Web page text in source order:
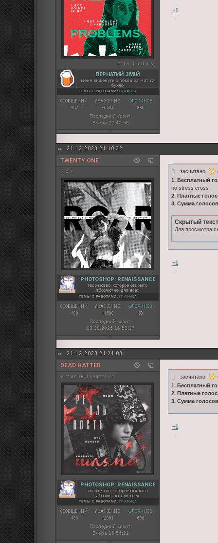
copy: j u d a s
ПЕРНАТИЙ ЗМІЙ
мене виженуть з пекла за мат та
бухло
ТЕМЫ С РАБОТАМИ: ГРАФИКА
СООБЩЕНИЙ:
902
УВАЖЕНИЕ:
+6504
ФЛОРИНОВ:
380
Последний визит:
Вчера 22:40:58
+1
21.12.2023 21:10:32
TWENTY ONE
x x x
PHOTOSHOP: RENAISSANCE
творчество, которое открыто
абсолютно для всех
ТЕМЫ С РАБОТАМИ: ГРАФИКА
СООБЩЕНИЙ:
488
УВАЖЕНИЕ:
+1580
ФЛОРИНОВ:
50
Последний визит:
03.08.2026 16:52:37
засчитано
1. Бесплатный
no stress cross
2. Платные
3. Сумма
Скрытый
Для просмотра
+1
21.12.2023 21:24:03
DEAD HATTER
активный участник
PHOTOSHOP: RENAISSANCE
творчество, которое открыто
абсолютно для всех
ТЕМЫ С РАБОТАМИ: ГРАФИКА
СООБЩЕНИЙ:
488
УВАЖЕНИЕ:
+2891
ФЛОРИНОВ:
680
Последний визит:
Вчера 16:56:21
засчитано
1. Бесплатный
2. Платные
3. Сумма
+1